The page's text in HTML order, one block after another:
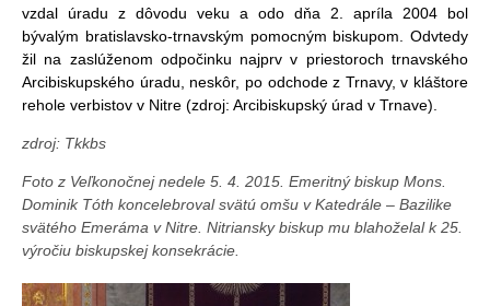
vzdal úradu z dôvodu veku a odo dňa 2. apríla 2004 bol
bývalým bratislavsko-trnavským pomocným biskupom. Odvtedy
žil na zaslúženom odpočinku najprv v priestoroch trnavského
Arcibiskupského úradu, neskôr, po odchode z Trnavy, v kláštore
rehole verbistov v Nitre (zdroj: Arcibiskupský úrad v Trnave).
zdroj: Tkkbs
Foto z Veľkonočnej nedele 5. 4. 2015. Emeritný biskup Mons.
Dominik Tóth koncelebroval svätú omšu v Katedrále – Bazilike
svätého Emeráma v Nitre. Nitriansky biskup mu blahoželal k 25.
výročiu biskupskej konsekrácie.